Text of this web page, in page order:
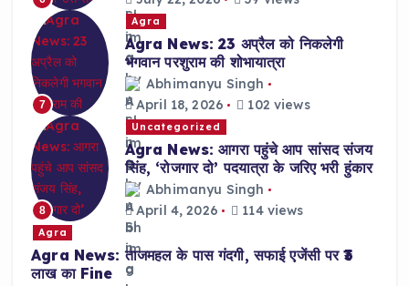
7
Agra
Agra News: 23 अप्रैल को निकलेगी
भगवान परशुराम की शोभायात्रा
Abhimanyu Singh
April 18, 2026
102 views
8
Uncategorized
Agra News: आगरा पहुंचे आप सांसद संजय
सिंह, ‘रोजगार दो’ पदयात्रा के जरिए भरी हुंकार
Abhimanyu Singh
April 4, 2026
114 views
Agra
Agra News: ताजमहल के पास गंदगी, सफाई एजेंसी पर ₹3
लाख का Fine